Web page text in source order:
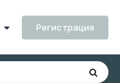
Регистрация